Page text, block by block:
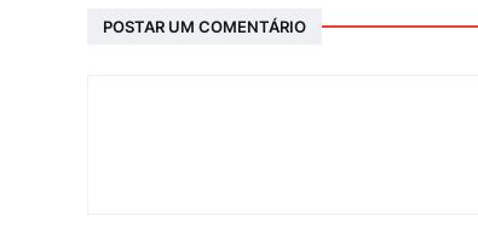
POSTAR UM COMENTÁRIO